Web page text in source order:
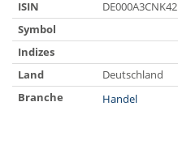
ISIN
DE000A3CNK42
Symbol
Indizes
Land
Deutschland
Branche
Handel